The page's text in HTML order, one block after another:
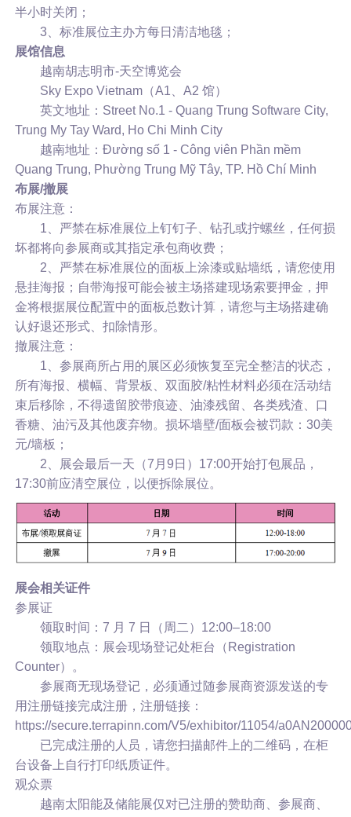
半小时关闭；
3、标准展位主办方每日清洁地毯；
展馆信息
越南胡志明市-天空博览会
Sky Expo Vietnam（A1、A2 馆）
英文地址：Street No.1 - Quang Trung Software City,
Trung My Tay Ward, Ho Chi Minh City
越南地址：Đường số 1 - Công viên Phần mềm
Quang Trung, Phường Trung Mỹ Tây, TP. Hồ Chí Minh
布展/撤展
布展注意：
1、严禁在标准展位上钉钉子、钻孔或拧螺丝，任何损
坏都将向参展商或其指定承包商收费；
2、严禁在标准展位的面板上涂漆或贴墙纸，请您使用
悬挂海报；自带海报可能会被主场搭建现场索要押金，押
金将根据展位配置中的面板总数计算，请您与主场搭建确
认好退还形式、扣除情形。
撤展注意：
1、参展商所占用的展区必须恢复至完全整洁的状态，
所有海报、横幅、背景板、双面胶/粘性材料必须在活动结
束后移除，不得遗留胶带痕迹、油漆残留、各类残渣、口
香糖、油污及其他废弃物。损坏墙壁/面板会被罚款：30美
元/墙板；
2、展会最后一天（7月9日）17:00开始打包展品，
17:30前应清空展位，以便拆除展位。
展会相关证件
参展证
领取时间：7 月 7 日（周二）12:00–18:00
领取地点：展会现场登记处柜台（Registration
Counter）。
参展商无现场登记，必须通过随参展商资源发送的专
用注册链接完成注册，注册链接：
https://secure.terrapinn.com/V5/exhibitor/11054/
已完成注册的人员，请您扫描邮件上的二维码，在柜
台设备上自行打印纸质证件。
观众票
越南太阳能及储能展仅对已注册的赞助商、参展商、